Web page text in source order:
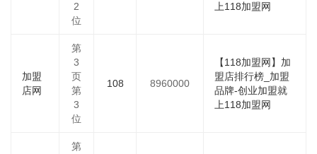
2
位
上118加盟网
加盟
店网
第
3
页
第
3
位
108 8960000
【118加盟网】加
盟店排行榜_加盟
品牌-创业加盟就
上118加盟网
第